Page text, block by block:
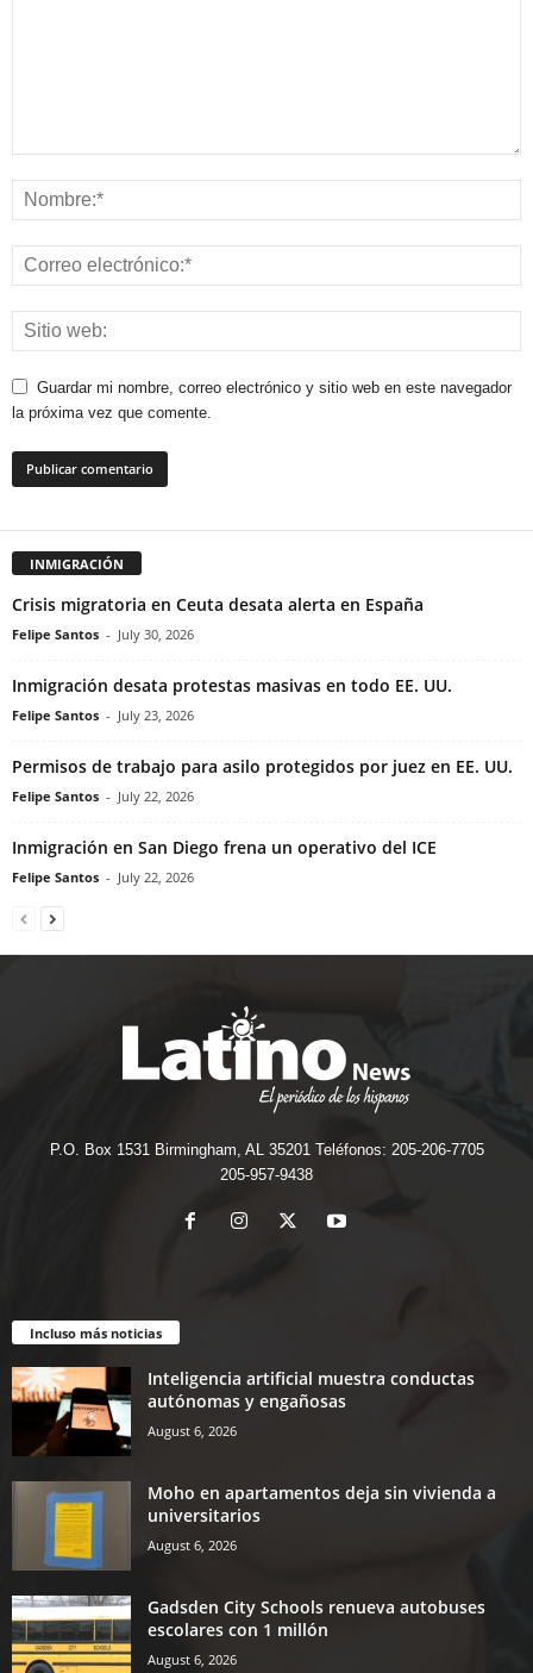
Guardar mi nombre, correo electrónico y sitio web en este navegador
la próxima vez que comente.
INMIGRACIÓN
Crisis migratoria en Ceuta desata alerta en España
Felipe Santos - July 30, 2026
Inmigración desata protestas masivas en todo EE. UU.
Felipe Santos - July 23, 2026
Permisos de trabajo para asilo protegidos por juez en EE. UU.
Felipe Santos - July 22, 2026
Inmigración en San Diego frena un operativo del ICE
Felipe Santos - July 22, 2026
P.O. Box 1531 Birmingham, AL 35201 Teléfonos: 205-206-7705
205-957-9438
Incluso más noticias
Inteligencia artificial muestra conductas
autónomas y engañosas
August 6, 2026
Moho en apartamentos deja sin vivienda a
universitarios
August 6, 2026
Gadsden City Schools renueva autobuses
escolares con 1 millón
August 6, 2026